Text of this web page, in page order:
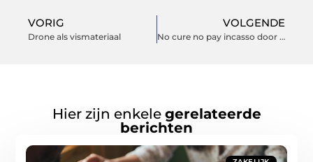
VORIG
Drone als vismateriaal
VOLGENDE
No cure no pay incasso door Incassoadvocaten.nl
Hier zijn enkele gerelateerde
berichten